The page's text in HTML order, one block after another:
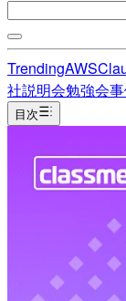
TrendingAWS
社説明会勉強会
目次